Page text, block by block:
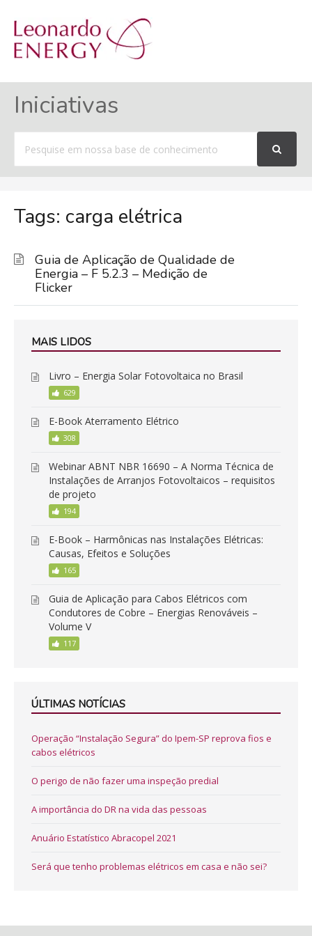
Iniciativas
por
Tags: carga elétrica
Guia de Aplicação de Qualidade de
Energia – F 5.2.3 – Medição de
Flicker
MAIS LIDOS
Livro – Energia Solar Fotovoltaica no Brasil
629
E-Book Aterramento Elétrico
308
Webinar ABNT NBR 16690 – A Norma Técnica de
Instalações de Arranjos Fotovoltaicos – requisitos
de projeto
194
E-Book – Harmônicas nas Instalações Elétricas:
Causas, Efeitos e Soluções
165
Guia de Aplicação para Cabos Elétricos com
Condutores de Cobre – Energias Renováveis –
Volume V
117
ÚLTIMAS NOTÍCIAS
Operação “Instalação Segura” do Ipem-SP reprova fios e
cabos elétricos
O perigo de não fazer uma inspeção predial
A importância do DR na vida das pessoas
Anuário Estatístico Abracopel 2021
Será que tenho problemas elétricos em casa e não sei?